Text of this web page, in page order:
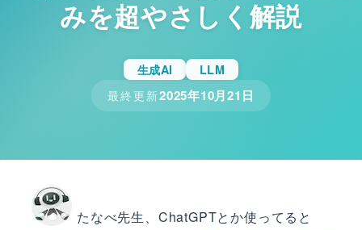
みを超やさしく解説
生成AI
LLM
最終更新2025年10月21日
たなべ先生、ChatGPTとか使ってると